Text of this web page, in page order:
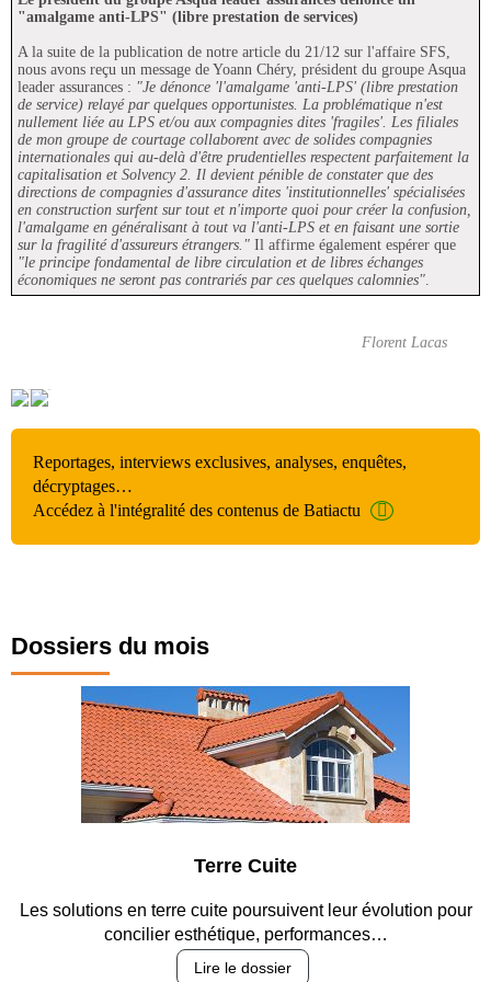
"amalgame anti-LPS" (libre prestation de services)
A la suite de la publication de notre article du 21/12 sur l'affaire SFS,
nous avons reçu un message de Yoann Chéry, président du groupe Asqua
leader assurances : "Je dénonce 'l'amalgame 'anti-LPS' (libre prestation
de service) relayé par quelques opportunistes. La problématique n'est
nullement liée au LPS et/ou aux compagnies dites 'fragiles'. Les filiales
de mon groupe de courtage collaborent avec de solides compagnies
internationales qui au-delà d'être prudentielles respectent parfaitement la
capitalisation et Solvency 2. Il devient pénible de constater que des
directions de compagnies d'assurance dites 'institutionnelles' spécialisées
en construction surfent sur tout et n'importe quoi pour créer la confusion,
l'amalgame en généralisant à tout va l'anti-LPS et en faisant une sortie
sur la fragilité d'assureurs étrangers." Il affirme également espérer que
"le principe fondamental de libre circulation et de libres échanges
économiques ne seront pas contrariés par ces quelques calomnies".
Florent Lacas
Reportages, interviews exclusives, analyses, enquêtes,
décryptages…
Accédez à l'intégralité des contenus de Batiactu
Dossiers du mois
terre cuite poursuivent leur évolution pour
esthétique, performances…
Entre